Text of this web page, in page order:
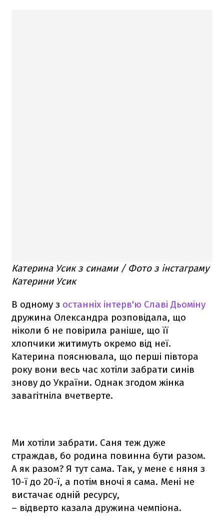
Катерина Усик з синами / Фото з інстаграму
Катерини Усик
В одному з останніх інтерв'ю Славі Дьоміну
дружина Олександра розповідала, що
ніколи б не повірила раніше, що її
хлопчики житимуть окремо від неї.
Катерина пояснювала, що перші півтора
року вони весь час хотіли забрати синів
знову до України. Однак згодом жінка
завагітніла вчетверте.
Ми хотіли забрати. Саня теж дуже
страждав, бо родина повинна бути разом.
А як разом? Я тут сама. Так, у мене є няня з
10-ї до 20-ї, а потім вночі я сама. Мені не
вистачає одній ресурсу,
– відверто казала дружина чемпіона.